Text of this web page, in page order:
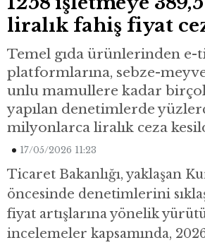
liralık fahiş fiyat
Temel gıda ürünlerinden e-
platformlarına, sebze-meyve
unlu mamullere kadar
yapılan denetimlerde
milyonlarca liralık ceza
17/05/2026 11:23
Ticaret Bakanlığı, yaklaşan
öncesinde denetimlerini
fiyat artışlarına yönelik
incelemeler kapsamında,